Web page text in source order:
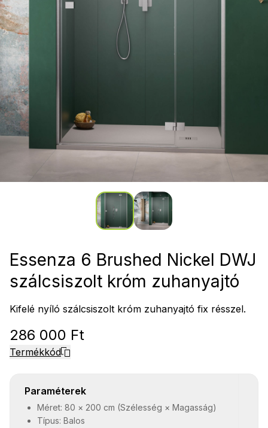
Essenza 6 Brushed Nickel DWJ
szálcsiszolt króm zuhanyajtó
Kifelé nyíló szálcsiszolt króm zuhanyajtó fix résszel.
286 000 Ft
Termékkód
Paraméterek
Méret: 80 × 200 cm (Szélesség × Magasság)
Típus: Balos